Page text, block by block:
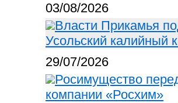
03/08/2026
Власти Прикамья
Усольский
29/07/2026
Росимущество
компании «Росхим»